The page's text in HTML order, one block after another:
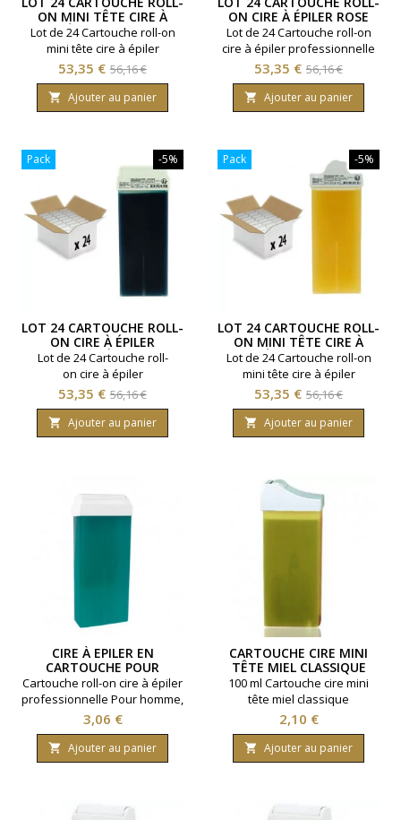
ON MINI TÊTE CIRE À
ÉPILER ROSE
Lot de 24 Cartouche roll-on
mini tête cire à épiler
professionnelle Rose.
Contenance 100ml. Pour
peaux sensibles.
Prix
53,35 € Prix
de
base
56,16 €
 Ajouter au panier
ON CIRE À ÉPILER ROSE
Lot de 24 Cartouche roll-on
cire à épiler professionnelle
Rose. Contenance 100ml.
Pour peaux sensibles.
Prix
53,35 € Prix
de
base
56,16 €
 Ajouter au panier
-5%
Pack
LOT 24 CARTOUCHE ROLL-
ON CIRE À ÉPILER
AZULÈNE
Lot de 24 Cartouche roll-
on cire à épiler
professionnelle Azulène.
Contenance 100ml. Pour
peaux sensibles.
Prix
53,35 € Prix
de
base
56,16 €
 Ajouter au panier
-5%
Pack
LOT 24 CARTOUCHE ROLL-
ON MINI TÊTE CIRE À
ÉPILER MIEL
Lot de 24 Cartouche roll-on
mini tête cire à épiler
professionnelle miel.
Contenance 100ml. Tous
types de peaux.
Prix
53,35 € Prix
de
base
56,16 €
 Ajouter au panier
CIRE À EPILER EN
CARTOUCHE POUR
HOMME 100ML
Cartouche roll-on cire à épiler
professionnelle Pour homme,
spécial poils épais et drus.
Contenance 100ml. Tous
types de peaux.
Prix
3,06 €
 Ajouter au panier
CARTOUCHE CIRE MINI
TÊTE MIEL CLASSIQUE
100 ml Cartouche cire mini
tête miel classique
Prix
2,10 €
 Ajouter au panier